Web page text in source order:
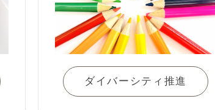
ダイバーシティ推進